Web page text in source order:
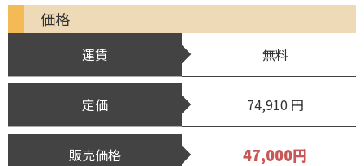
価格
運賃 無料
定価 74,910 円
販売価格 47,000円